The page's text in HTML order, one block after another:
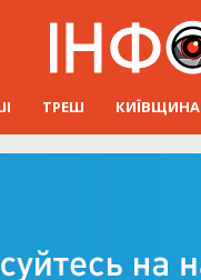
ТРЕШ КИЇВЩИНА